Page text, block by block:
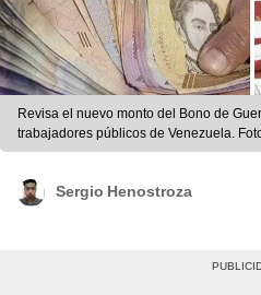
Revisa el nuevo monto del Bono de
trabajadores públicos de Venezuela.
Blog Salmón/Patria
Sergio Henostroza